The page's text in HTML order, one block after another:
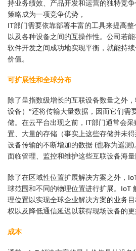
持业务绩效、产品开发和运营的独特竞
策略成为一项竞争优势，
IT部门需要依靠部署丰富的工具来提高
以及各种设备之间的互操作性。公司若
软件开发之间成功地实现平衡，就能持
价值。
可扩展性和全球分布
除了呈指数级增长的互联设备数量之外
设备）”还将传输大量数据，因而它们需
储。在云平台出现之前，IT部门通常会
置、大量的存储（事实上这些存储并未
设备传输的不断增加的数据 (也称为遥测
面临管理、监控和维护这些互联设备海量
除了在区域性位置扩展解决方案之外，
球范围和不同的物理位置进行扩展。IoT
理位置以实现全球企业解决方案的业务
权以及降低通信延迟以获得现场设备的更
成本